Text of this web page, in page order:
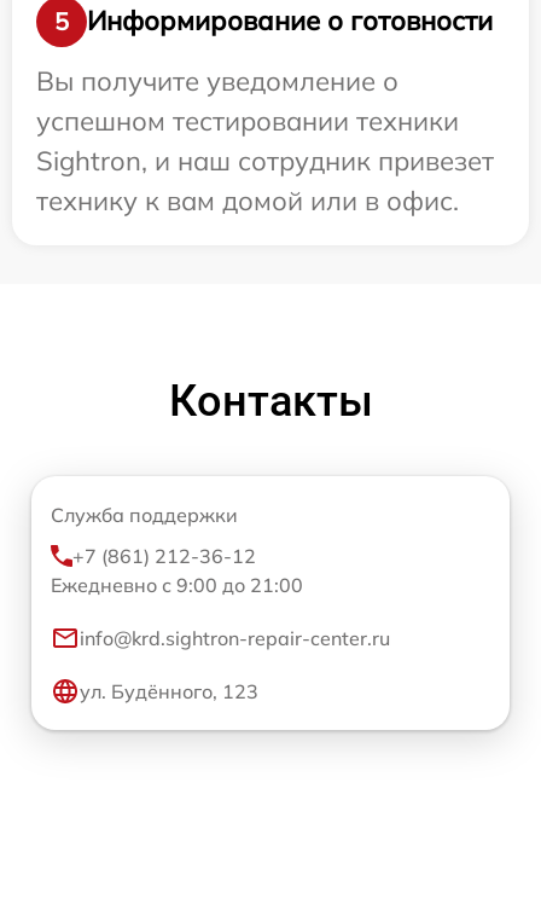
5
Информирование о готовности
Вы получите уведомление о
успешном тестировании техники
Sightron, и наш сотрудник привезет
технику к вам домой или в офис.
Контакты
Служба поддержки
+7 (861) 212-36-12
Ежедневно с 9:00 до 21:00
info@krd.sightron-repair-center.ru
ул. Будённого, 123